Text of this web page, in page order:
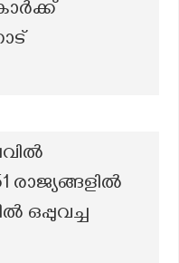
രാജ്യങ്ങളിൽ
ഒപ്പുവച്ച